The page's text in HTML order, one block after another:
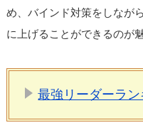
め、バインド対策をしなが
に上げることができるのが
最強リーダーラ